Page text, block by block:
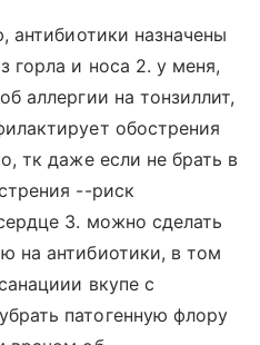
антибиотики назначены
горла и носа 2. у меня,
аллергии на тонзиллит,
обострения
тк даже если не брать в
--риск
3. можно сделать
на антибиотики, в том
вкупе с
патогенную флору